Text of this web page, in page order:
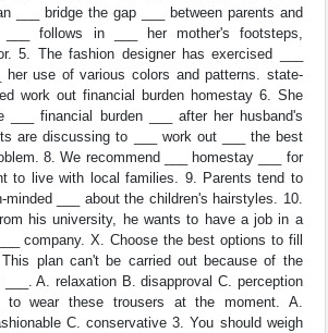
___ bridge the gap ___ between parents and
follows in ___ her mother's footsteps,
5. The fashion designer has exercised ___
her use of various colors and patterns. state-
work out financial burden homestay 6. She
___ financial burden ___ after her husband's
are discussing to ___ work out ___ the best
8. We recommend ___ homestay ___ for
to live with local families. 9. Parents tend to
minded ___ about the children's hairstyles. 10.
his university, he wants to have a job in a
company. X. Choose the best options to fill
plan can't be carried out because of the
___. A. relaxation B. disapproval C. perception
wear these trousers at the moment. A.
C. conservative 3. You should weigh